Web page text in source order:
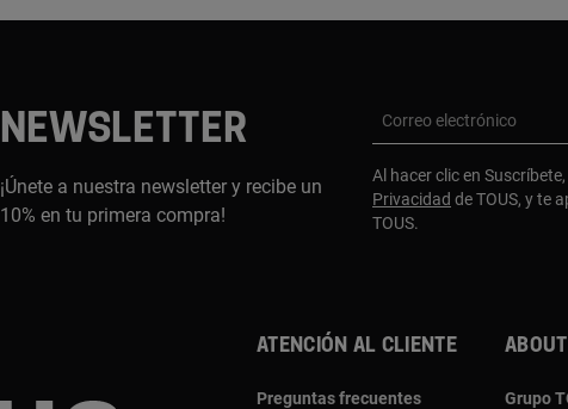
NEWSLETTER
¡Únete a nuestra newsletter y recibe un
10% en tu primera compra!
Correo electrónico
Al hacer clic en
Privacidad de TOUS, y te
TOUS.
Atención al cliente
Preguntas frecuentes Grupo